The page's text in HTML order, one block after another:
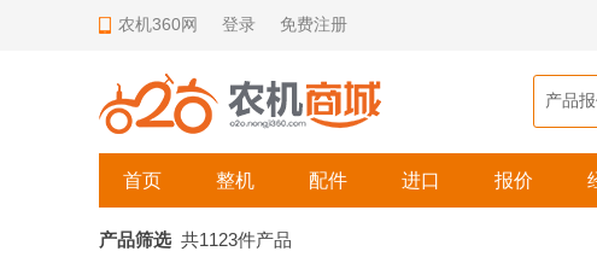
农机360网 登录 免费注册
首页 整机 配件 进口 报价
产品筛选 共1123件产品